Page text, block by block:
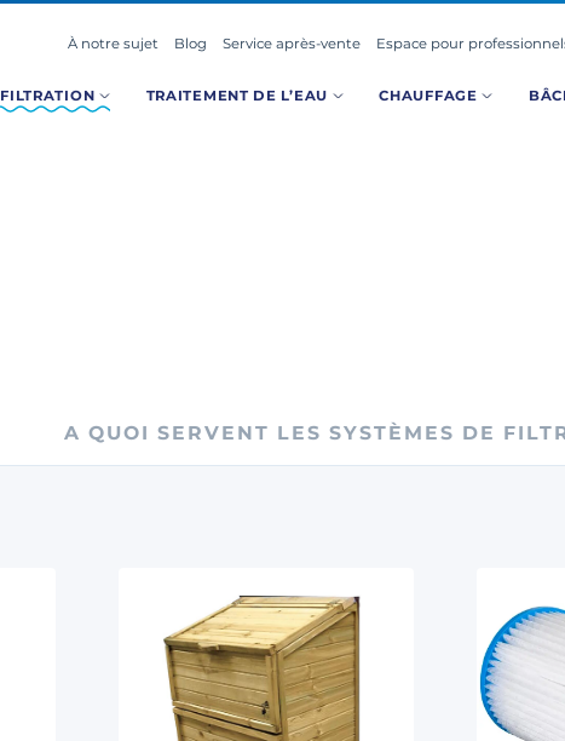
FILTRATION TRAITEMENT DE L’EAU CHAUFFAGE
À notre sujet Blog Service après-vente Espace pour
A QUOI SERVENT LES SYSTÈMES DE